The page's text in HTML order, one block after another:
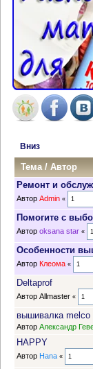
Вниз
Тема/Автор
Ремонт и
Автор Admin «
Помогите с
Автор oksana star «
Особенности
Автор Клеома «
Deltaprof
Автор Allmaster «
вышивалка melco
Автор Александр
HAPPY
Автор Hana «